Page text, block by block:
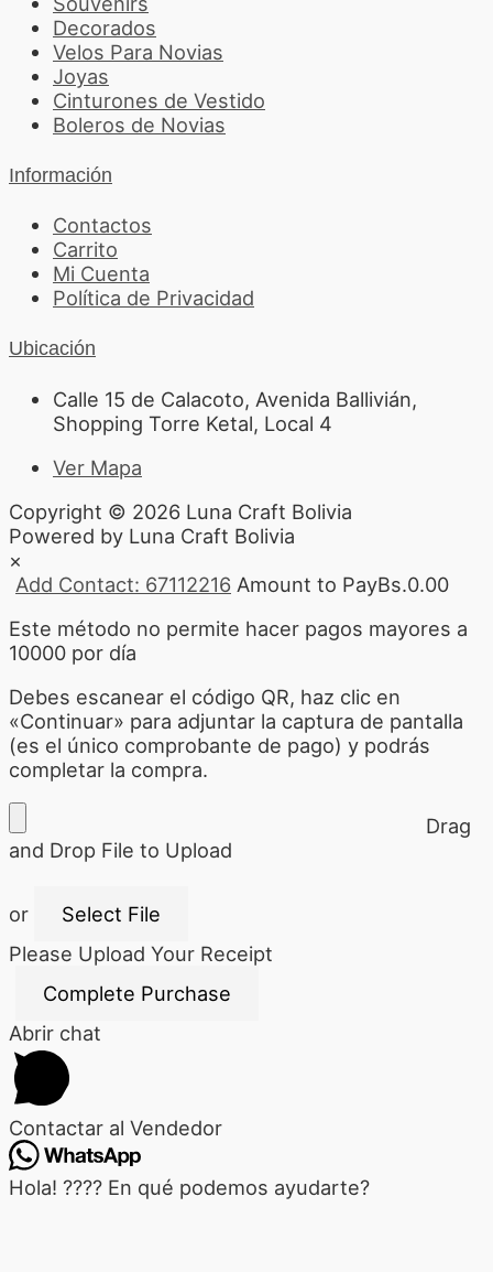
Decorados
Velos Para Novias
Joyas
Cinturones de Vestido
Boleros de Novias
Información
Contactos
Carrito
Mi Cuenta
Política de Privacidad
Ubicación
Calle 15 de Calacoto, Avenida Ballivián,
Shopping Torre Ketal, Local 4
Ver Mapa
Copyright © 2026 Luna Craft Bolivia
Powered by Luna Craft Bolivia
×
Add Contact: 67112216 Amount to PayBs.0.00
Este método no permite hacer pagos mayores a
10000 por día
Debes escanear el código QR, haz clic en
«Continuar» para adjuntar la captura de pantalla
(es el único comprobante de pago) y podrás
completar la compra.
Drag
and Drop File to Upload
or
Select File
Please Upload Your Receipt
Abrir chat
Contactar al Vendedor
Hola! ???? En qué podemos ayudarte?